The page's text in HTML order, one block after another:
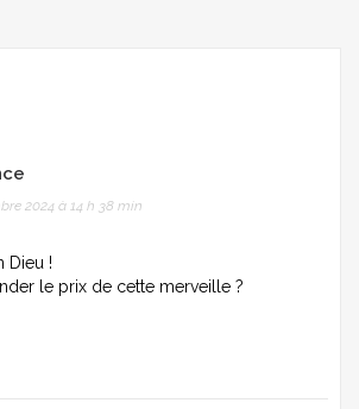
2024 à 14 h 38 min
Dieu !
le prix de cette merveille ?